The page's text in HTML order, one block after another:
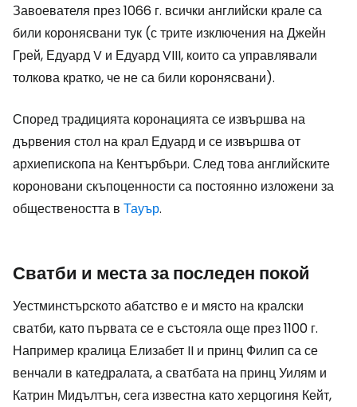
Завоевателя през 1066 г. всички английски крале са
били коронясвани тук (с трите изключения на Джейн
Грей, Едуард V и Едуард VIII, които са управлявали
толкова кратко, че не са били коронясвани).
Според традицията коронацията се извършва на
дървения стол на крал Едуард и се извършва от
архиепископа на Кентърбъри. След това английските
короновани скъпоценности са постоянно изложени за
обществеността в Тауър.
Сватби и места за последен покой
Уестминстърското абатство е и място на кралски
сватби, като първата се е състояла още през 1100 г.
Например кралица Елизабет II и принц Филип са се
венчали в катедралата, а сватбата на принц Уилям и
Катрин Мидълтън, сега известна като херцогиня Кейт,